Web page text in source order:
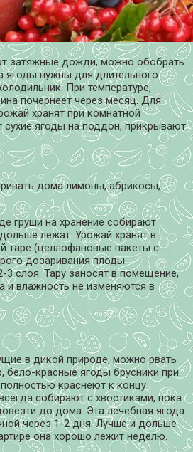
затяжные дожди, можно обобрать
ягоды нужны для длительного
При температуре,
почернеет через месяц. Для
хранят при комнатной
сухие ягоды на поддон, прикрывают
дома лимоны, абрикосы,
груши на хранение собирают
лежат. Урожай хранят в
таре (целлофановые пакеты с
дозаривания плоды
слоя. Тару заносят в помещение,
и влажность не изменяются в
в дикой природе, можно рвать
бело-красные ягоды брусники при
краснеют к концу
собирают с хвостиками, пока
до дома. Эта лечебная ягода
через 1-2 дня. Лучше и дольше
она хорошо лежит неделю.